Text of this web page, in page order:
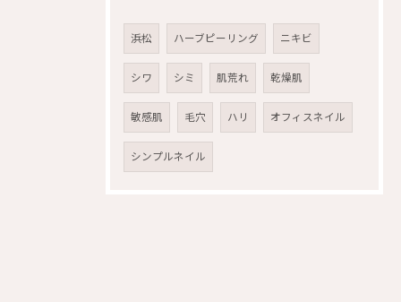
浜松 ハーブピーリング ニキビ
シワ シミ 肌荒れ 乾燥肌
敏感肌 毛穴 ハリ オフィスネイル
シンプルネイル